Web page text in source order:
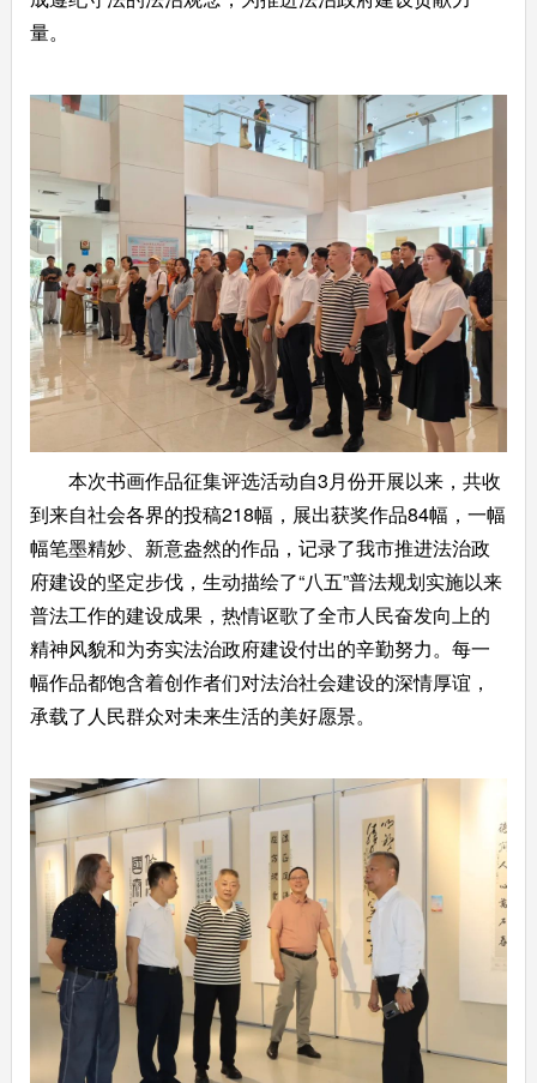
量。
本次书画作品征集评选活动自3月份开展以来，共收
到来自社会各界的投稿218幅，展出获奖作品84幅，一幅
幅笔墨精妙、新意盎然的作品，记录了我市推进法治政
府建设的坚定步伐，生动描绘了“八五”普法规划实施以来
普法工作的建设成果， 热情讴歌了全市人民奋发向上的
精神风貌和为夯实法治政府建设付出的辛勤努力。每一
幅作品都饱含着创作者们对法治社会建设的深情厚谊，
承载了人民群众对未来生活的美好愿景。